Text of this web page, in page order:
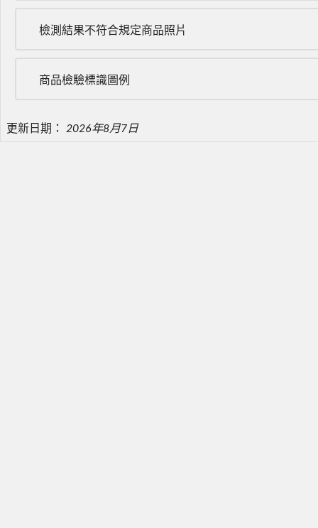
檢測結果不符合規定商品照片
商品檢驗標識圖例
更新日期： 2026年8月7日